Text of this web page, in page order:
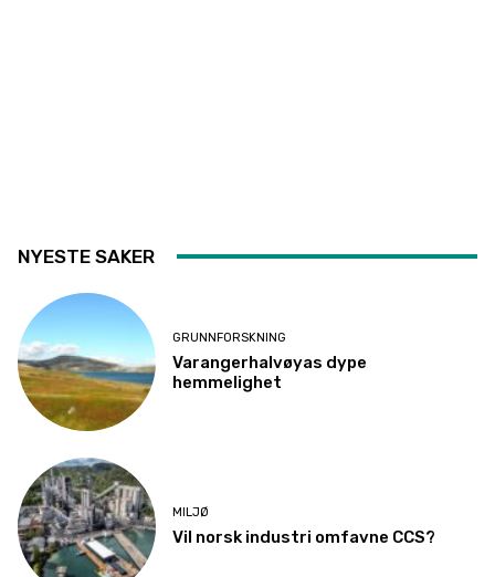
NYESTE SAKER
GRUNNFORSKNING
Varangerhalvøyas dype
hemmelighet
MILJØ
Vil norsk industri omfavne CCS?